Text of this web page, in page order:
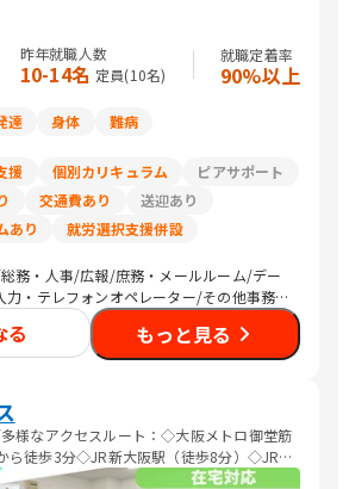
昨年就職人数
10-14名 定員(10名)
就職定着率
90%以上
達 身体
難病
援 個別カリキュラム
ピアサポート
交通費あり
送迎あり
あり
就労選択支援併設
務・人事/広報/庶務・メールルーム/デー
力・テレフォンオペレーター/その他事務/
/販売スタッフ・接客/Web制作/DTPオペ
ディア関連/社内情報システム/その他IT/
・生産管理・メンテナンス/生産・製造オ
る もっと見る
様なアクセスルート：◇大阪メトロ御堂筋
ら徒歩3分◇JR新大阪駅（徒歩8分）◇JR東